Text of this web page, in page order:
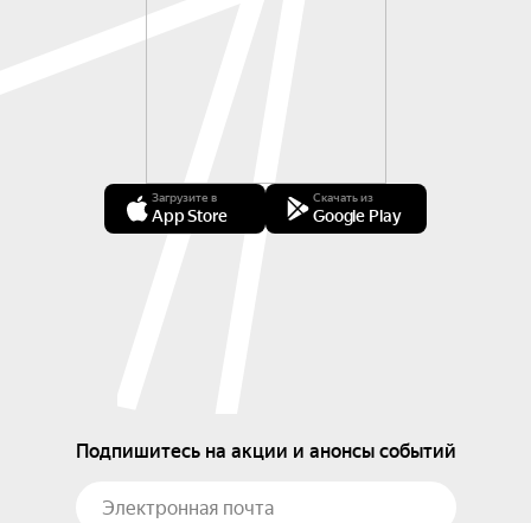
Загрузите в
App Store
Скачать из
Google Play
Подпишитесь на акции и анонсы событий